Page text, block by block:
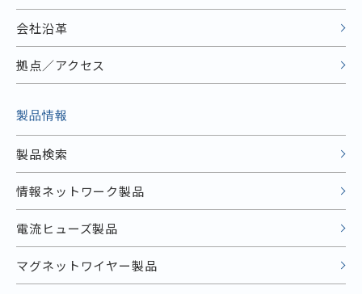
会社沿革
拠点／アクセス
製品情報
製品検索
情報ネットワーク製品
電流ヒューズ製品
マグネットワイヤー製品